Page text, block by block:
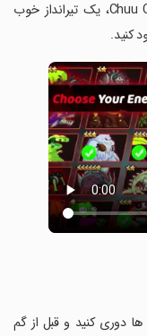
زامبی ها، هیولاها... برای فرار از پیچ و خم Chuu Chuu، یک تیرانداز خوب
کنید.
ها دوری کنید و قبل از گم